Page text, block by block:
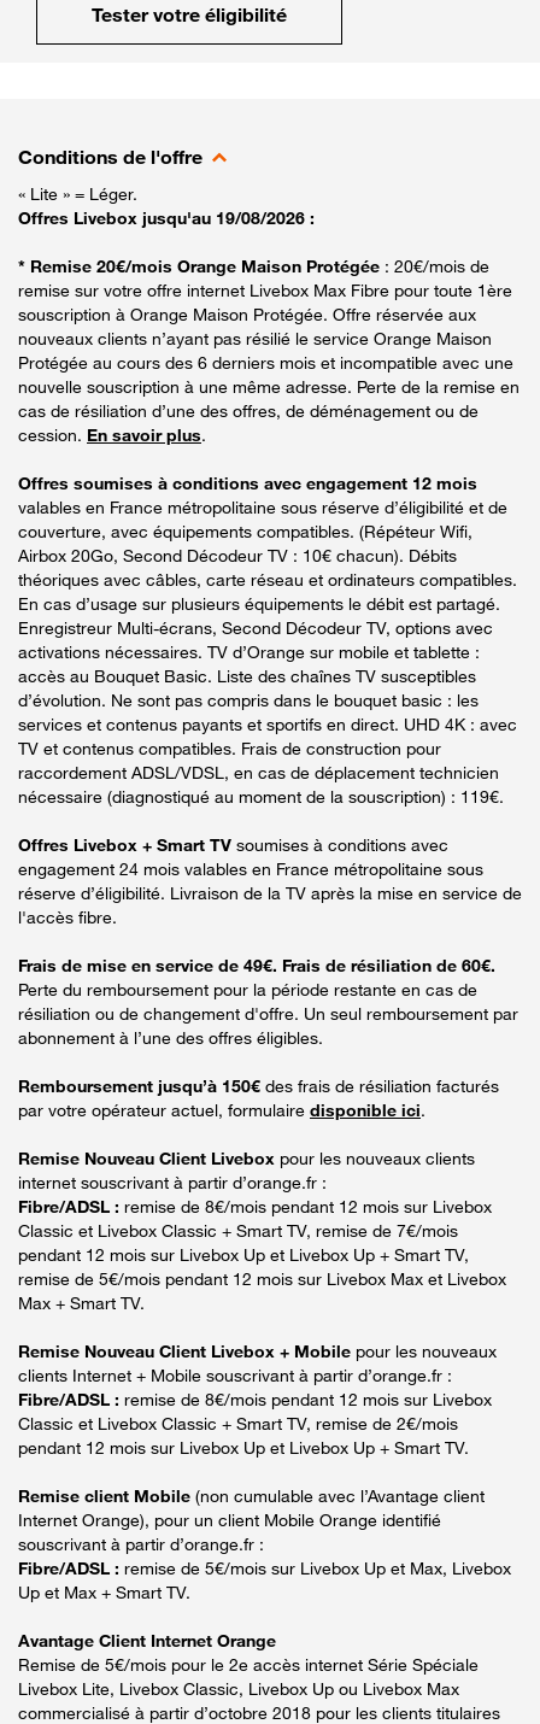
Tester votre éligibilité
Conditions de l'offre
« Lite » = Léger.
Offres Livebox jusqu'au 19/08/2026 :
* Remise 20€/mois Orange Maison Protégée : 20€/mois de
remise sur votre offre internet Livebox Max Fibre pour toute 1ère
souscription à Orange Maison Protégée. Offre réservée aux
nouveaux clients n’ayant pas résilié le service Orange Maison
Protégée au cours des 6 derniers mois et incompatible avec une
nouvelle souscription à une même adresse. Perte de la remise en
cas de résiliation d’une des offres, de déménagement ou de
cession. En savoir plus.
Offres soumises à conditions avec engagement 12 mois
valables en France métropolitaine sous réserve d’éligibilité et de
couverture, avec équipements compatibles. (Répéteur Wifi,
Airbox 20Go, Second Décodeur TV : 10€ chacun). Débits
théoriques avec câbles, carte réseau et ordinateurs compatibles.
En cas d’usage sur plusieurs équipements le débit est partagé.
Enregistreur Multi-écrans, Second Décodeur TV, options avec
activations nécessaires. TV d’Orange sur mobile et tablette :
accès au Bouquet Basic. Liste des chaînes TV susceptibles
d’évolution. Ne sont pas compris dans le bouquet basic : les
services et contenus payants et sportifs en direct. UHD 4K : avec
TV et contenus compatibles. Frais de construction pour
raccordement ADSL/VDSL, en cas de déplacement technicien
nécessaire (diagnostiqué au moment de la souscription) : 119€.
Offres Livebox + Smart TV soumises à conditions avec
engagement 24 mois valables en France métropolitaine sous
réserve d’éligibilité. Livraison de la TV après la mise en service de
l'accès fibre.
Frais de mise en service de 49€. Frais de résiliation de 60€.
Perte du remboursement pour la période restante en cas de
résiliation ou de changement d'offre. Un seul remboursement par
abonnement à l’une des offres éligibles.
Remboursement jusqu’à 150€ des frais de résiliation facturés
par votre opérateur actuel, formulaire disponible ici.
Remise Nouveau Client Livebox pour les nouveaux clients
internet souscrivant à partir d’orange.fr :
Fibre/ADSL : remise de 8€/mois pendant 12 mois sur Livebox
Classic et Livebox Classic + Smart TV, remise de 7€/mois
pendant 12 mois sur Livebox Up et Livebox Up + Smart TV,
remise de 5€/mois pendant 12 mois sur Livebox Max et Livebox
Max + Smart TV.
Remise Nouveau Client Livebox + Mobile pour les nouveaux
clients Internet + Mobile souscrivant à partir d’orange.fr :
Fibre/ADSL : remise de 8€/mois pendant 12 mois sur Livebox
Classic et Livebox Classic + Smart TV, remise de 2€/mois
pendant 12 mois sur Livebox Up et Livebox Up + Smart TV.
Remise client Mobile (non cumulable avec l’Avantage client
Internet Orange), pour un client Mobile Orange identifié
souscrivant à partir d’orange.fr :
Fibre/ADSL : remise de 5€/mois sur Livebox Up et Max, Livebox
Up et Max + Smart TV.
Avantage Client Internet Orange
Remise de 5€/mois pour le 2e accès internet Série Spéciale
Livebox Lite, Livebox Classic, Livebox Up ou Livebox Max
commercialisé à partir d’octobre 2018 pour les clients titulaires